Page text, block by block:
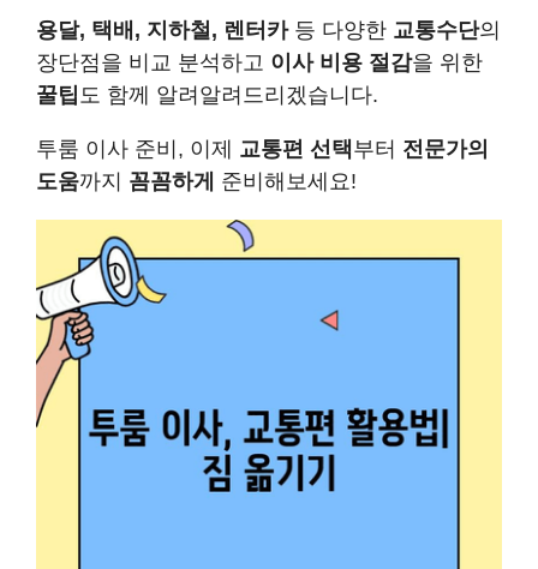
용달, 택배, 지하철, 렌터카등 다양한 교통수단의
장단점을 비교 분석하고 이사 비용 절감을 위한
꿀팁도 함께 알려알려드리겠습니다.
투룸 이사 준비, 이제 교통편 선택부터 전문가의
도움까지 꼼꼼하게 준비해보세요!